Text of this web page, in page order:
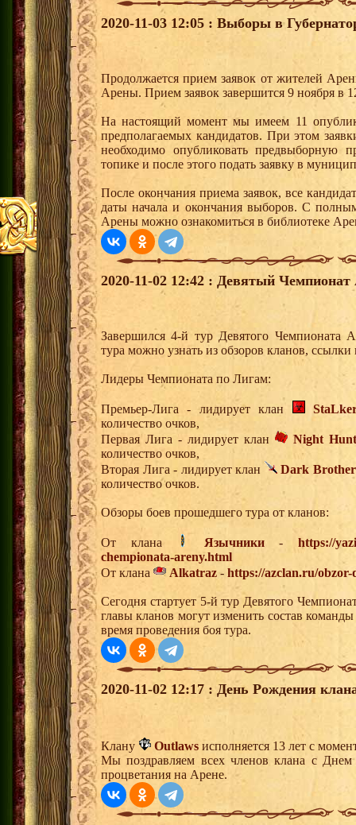
2020-11-03 12:05 : Выборы в
Продолжается прием заявок от жителей
Арены. Прием заявок завершится 9 ноября в
На настоящий момент мы имеем 11
предполагаемых кандидатов. При этом
необходимо опубликовать предвыборную
топике и после этого подать заявку в
После окончания приема заявок, все
даты начала и окончания выборов. С
Арены можно ознакомиться в библиотеке
2020-11-02 12:42 : Девятый
Завершился 4-й тур Девятого Чемпионата
тура можно узнать из обзоров кланов,
Лидеры Чемпионата по Лигам:
Премьер-Лига - лидирует клан
количество очков,
Первая Лига - лидирует клан
Night
количество очков,
Вторая Лига - лидирует клан
Dark
количество очков.
Обзоры боев прошедшего тура от кланов:
От клана Язычники-https://
chempionata-areny.html
От клана
Alkatraz - https://azclan.ru/
Сегодня стартует 5-й тур Девятого
главы кланов могут изменить состав
время проведения боя тура.
2020-11-02 12:17 : День Рождения
Клану Outlaws исполняется 13 лет с
Мы поздравляем всех членов клана с
процветания на Арене.